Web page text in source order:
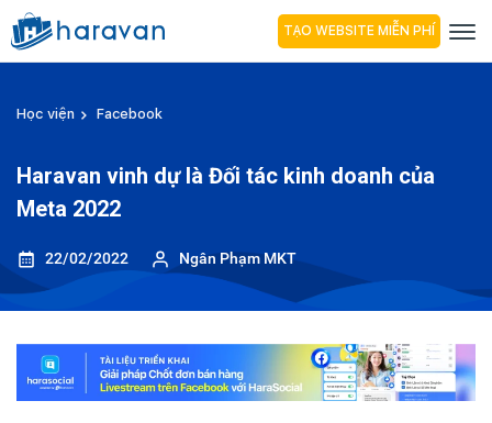
TẠO WEBSITE MIỄN PHÍ
Học viện Facebook
Haravan vinh dự là Đối tác kinh doanh của
Meta 2022
22/02/2022 Ngân Phạm MKT